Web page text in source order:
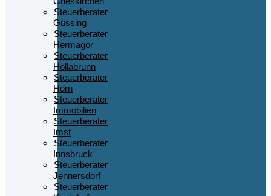
Steuerberater
Güssing
Steuerberater
Hermagor
Steuerberater
Hollabrunn
Steuerberater
Horn
Steuerberater
Immobilien
Steuerberater
Imst
Steuerberater
Innsbruck
Steuerberater
Jennersdorf
Steuerberater